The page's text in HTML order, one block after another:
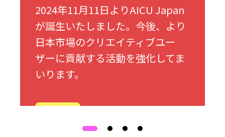
2024年11月11日よりAICU Japan
が誕生いたしました。今後、より
日本市場のクリエイティブユー
ザーに貢献する活動を強化してま
いります。